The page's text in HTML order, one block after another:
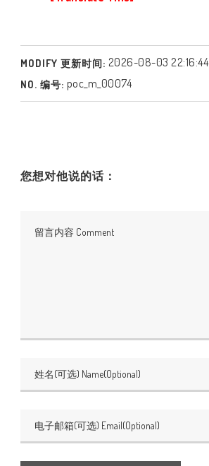
MODIFY 更新时间: 2026-08-03 22:16:44
NO. 编号: poc_m_00074
您想对他说的话：